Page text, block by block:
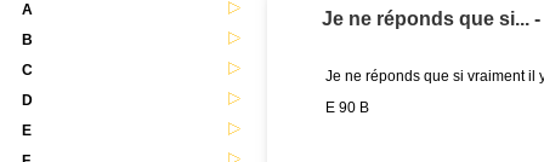
A
B
C
D
E
Je ne réponds que si...
Je ne réponds que si vraiment il
E 90 B